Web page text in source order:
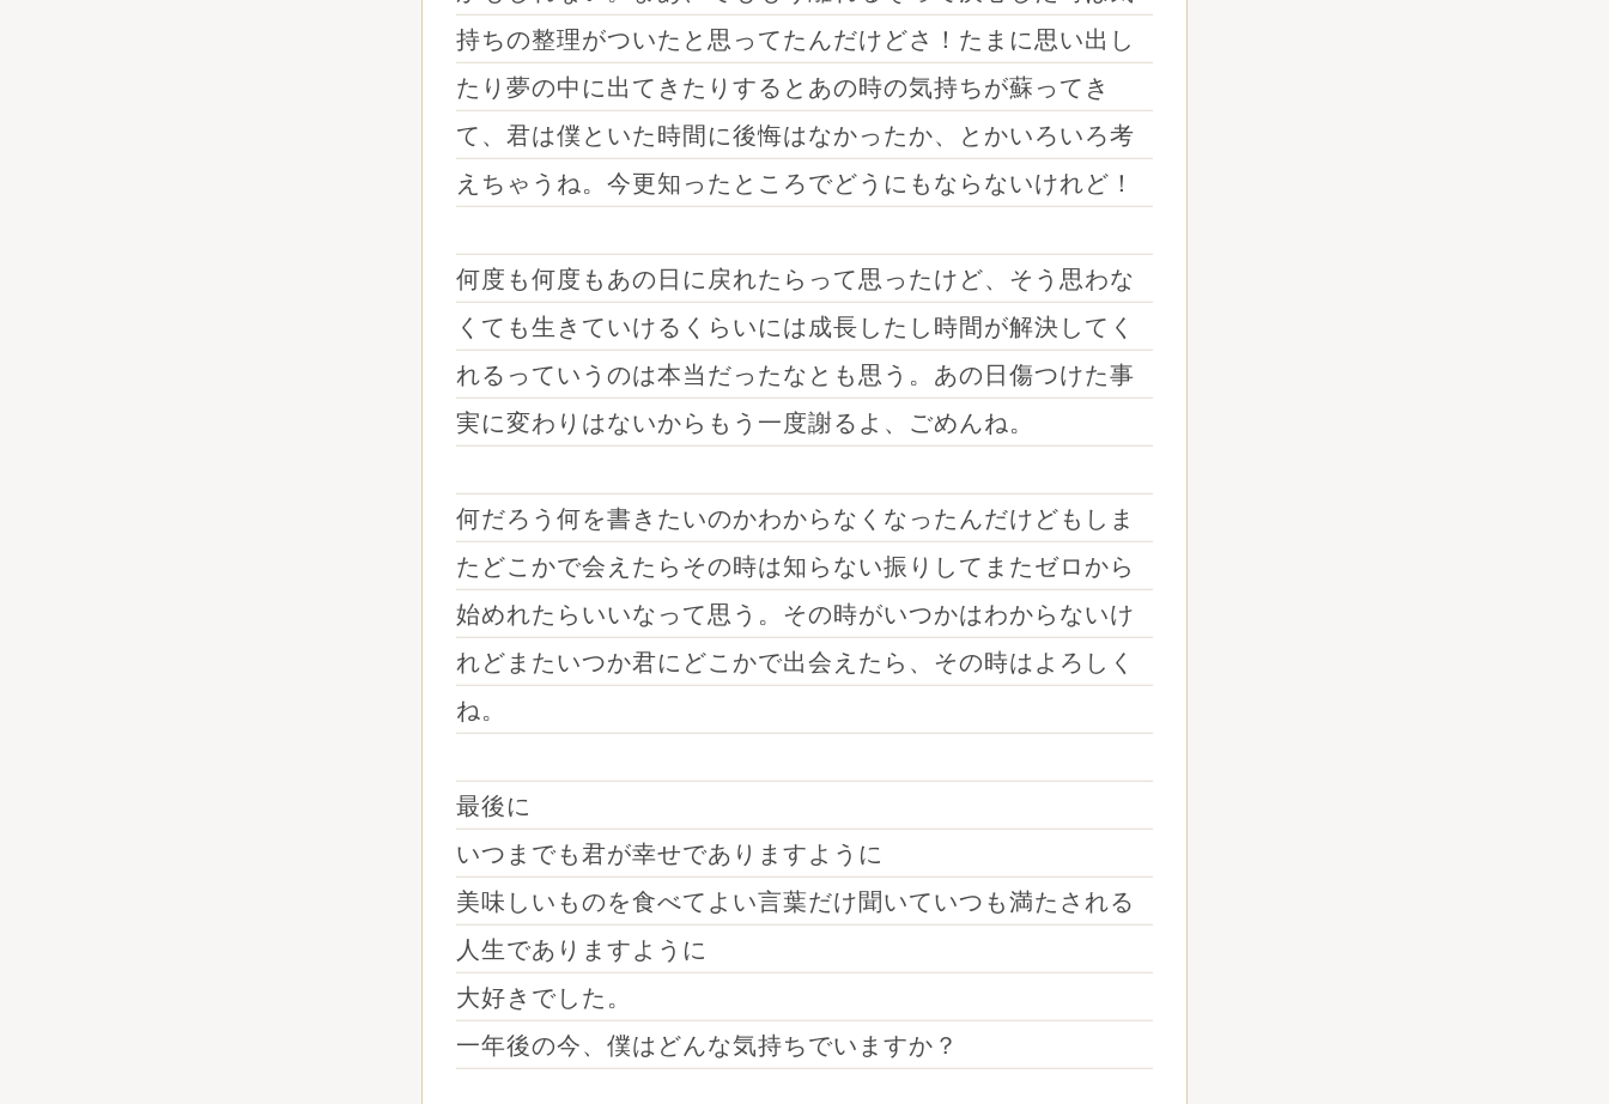
持ちの整理がついたと思ってたんだけどさ！たまに思い出し
たり夢の中に出てきたりするとあの時の気持ちが蘇ってき
て、君は僕といた時間に後悔はなかったか、とかいろいろ考
えちゃうね。今更知ったところでどうにもならないけれど！
何度も何度もあの日に戻れたらって思ったけど、そう思わな
くても生きていけるくらいには成長したし時間が解決してく
れるっていうのは本当だったなとも思う。あの日傷つけた事
実に変わりはないからもう一度謝るよ、ごめんね。
何だろう何を書きたいのかわからなくなったんだけどもしま
たどこかで会えたらその時は知らない振りしてまたゼロから
始めれたらいいなって思う。その時がいつかはわからないけ
れどまたいつか君にどこかで出会えたら、その時はよろしく
ね。
最後に
いつまでも君が幸せでありますように
美味しいものを食べてよい言葉だけ聞いていつも満たされる
人生でありますように
大好きでした。
一年後の今、僕はどんな気持ちでいますか？